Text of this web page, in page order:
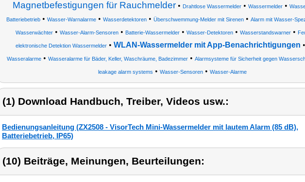
Magnetbefestigungen für Rauchmelder • Drahtlose Wassermelder • Wassermelder •
Batteriebetrieb • Wasser-Warnalarme • Wasserdetektoren • Überschwemmung-Melder mit Sirenen • Alarm mit Wasser-
Wasserwächter • Wasser-Alarm-Sensoren • Batterie-Wassermelder • Wasser-Detektoren • Wasserstandswarner •
elektronische Detektion Wassermelder • WLAN-Wassermelder mit App-Benachrichtigungen •
Wasseralarme• Wasseralarme für Bäder, Keller, Waschräume, Badezimmer• Alarmsysteme für Sicherheit gegen
leakage alarm systems • Wasser-Sensoren • Wasser-Alarme
(1) Download Handbuch, Treiber, Videos usw.:
Bedienungsanleitung (ZX2508 - VisorTech Mini-Wassermelder mit lautem Alarm (85 dB),
Batteriebetrieb, IP65)
(10) Beiträge, Meinungen, Beurteilungen: